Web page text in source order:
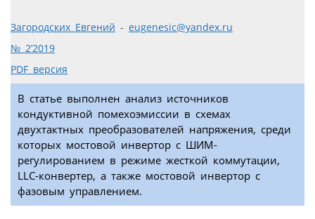
Загородских Евгений - eugenesic@yandex.ru
№ 2’2019
PDF версия
В статье выполнен анализ источников
кондуктивной помехоэмиссии в схемах
двухтактных преобразователей напряжения, среди
которых мостовой инвертор с ШИМ-
регулированием в режиме жесткой коммутации,
LLC-конвертер, а также мостовой инвертор с
фазовым управлением.